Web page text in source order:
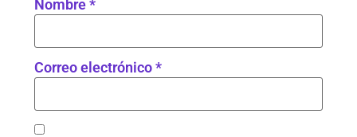
Nombre*
Correo electrónico*